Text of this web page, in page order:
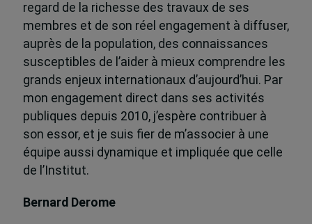
regard de la richesse des travaux de ses
membres et de son réel engagement à diffuser,
auprès de la population, des connaissances
susceptibles de l’aider à mieux comprendre les
grands enjeux internationaux d’aujourd’hui. Par
mon engagement direct dans ses activités
publiques depuis 2010, j’espère contribuer à
son essor, et je suis fier de m’associer à une
équipe aussi dynamique et impliquée que celle
de l’Institut.
Bernard Derome